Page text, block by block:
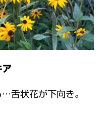
ア
舌状花が下向き。